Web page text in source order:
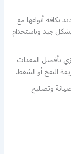
بكافة أنواعها مع
جيد وباستخدام
بأفضل المعدات
النفخ أو الشفط.
وتصليح